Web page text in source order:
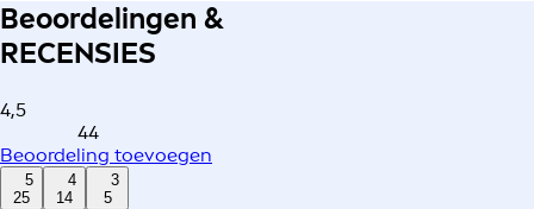
Beoordelingen &
RECENSIES
4,5
44
Beoordeling toevoegen
5
25
4
14
3
5